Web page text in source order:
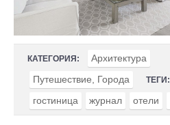
КАТЕГОРИЯ:
Архитектура
Путешествие, Города
ТЕГИ:
гостиница
журнал отели